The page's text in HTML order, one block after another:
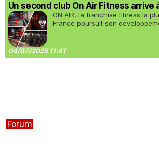
Un second club On Air Fitness arrive
ON AIR, la franchise fitness la
France poursuit son
04/07/2025 11:41
Forum